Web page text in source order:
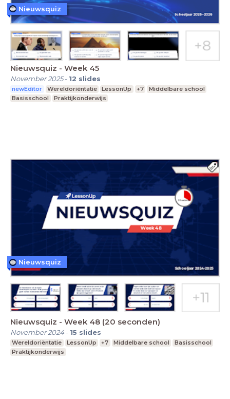
Nieuwsquiz - Week 45
November 2025- 12 slides
newEditor Wereldoriëntatie LessonUp +7
Middelbare school
Basisschool
Praktijkonderwijs
Nieuwsquiz
Nieuwsquiz - Week 48 (20 seconden)
November 2024- 15 slides
Wereldoriëntatie LessonUp +7 Middelbare school
Basisschool
Praktijkonderwijs
Nieuwsquiz